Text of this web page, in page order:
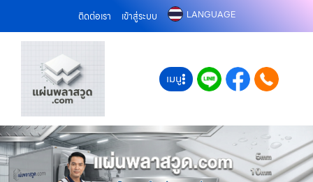
ติดต่อเรา เข้าสู่ระบบ LANGUAGE
เมนู